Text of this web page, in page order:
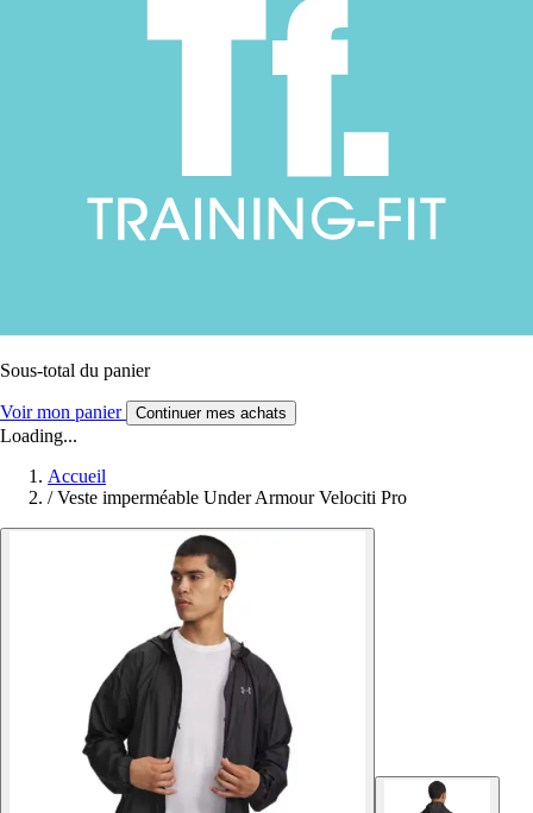
Sous-total du panier
Voir mon panier Continuer mes achats
Loading...
Accueil
/ Veste imperméable Under Armour Velociti Pro